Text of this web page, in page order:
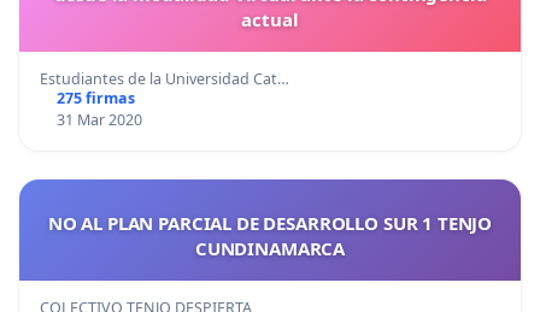
actual
Estudiantes de la Universidad Cat…
275 firmas
31 Mar 2020
NO AL PLAN PARCIAL DE DESARROLLO SUR 1 TENJO
CUNDINAMARCA